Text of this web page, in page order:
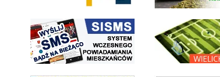
link do strony systemu wczesnego ostrzegania mieszkańców SISMS
link do opisu projektu